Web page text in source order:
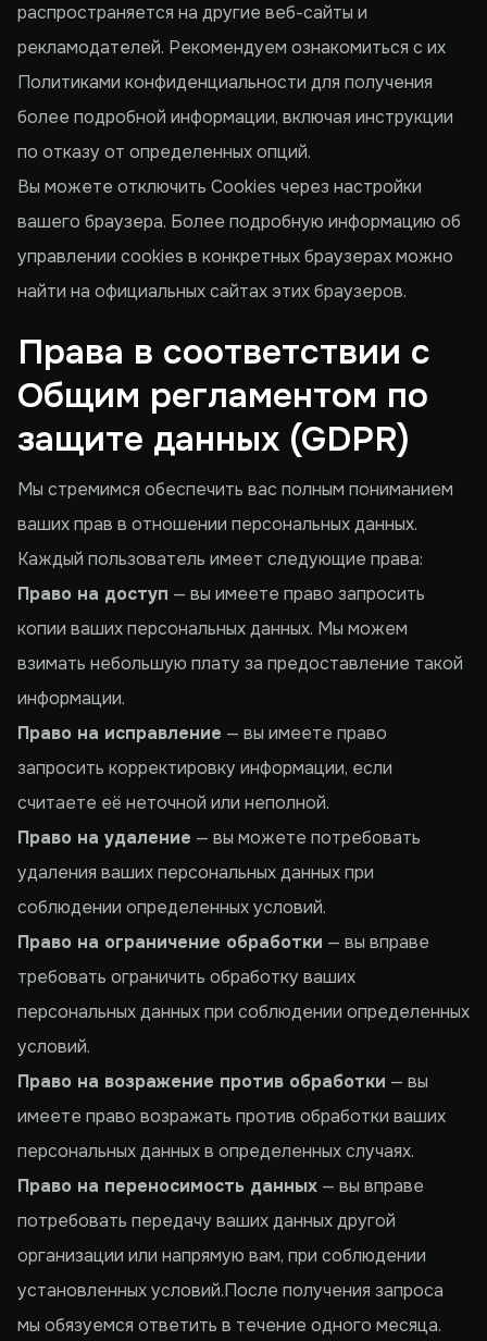
распространяется на другие веб-сайты и
рекламодателей. Рекомендуем ознакомиться с их
Политиками конфиденциальности для получения
более подробной информации, включая инструкции
по отказу от определенных опций.
Вы можете отключить Cookies через настройки
вашего браузера. Более подробную информацию об
управлении cookies в конкретных браузерах можно
найти на официальных сайтах этих браузеров.
Права в соответствии с
Общим регламентом по
защите данных (GDPR)
Мы стремимся обеспечить вас полным пониманием
ваших прав в отношении персональных данных.
Каждый пользователь имеет следующие права:
Право на доступ — вы имеете право запросить
копии ваших персональных данных. Мы можем
взимать небольшую плату за предоставление такой
информации.
Право на исправление — вы имеете право
запросить корректировку информации, если
считаете её неточной или неполной.
Право на удаление — вы можете потребовать
удаления ваших персональных данных при
соблюдении определенных условий.
Право на ограничение обработки — вы вправе
требовать ограничить обработку ваших
персональных данных при соблюдении определенных
условий.
Право на возражение против обработки — вы
имеете право возражать против обработки ваших
персональных данных в определенных случаях.
Право на переносимость данных — вы вправе
потребовать передачу ваших данных другой
организации или напрямую вам, при соблюдении
установленных условий.После получения запроса
мы обязуемся ответить в течение одного месяца.